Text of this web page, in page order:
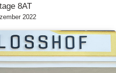
8AT
2022